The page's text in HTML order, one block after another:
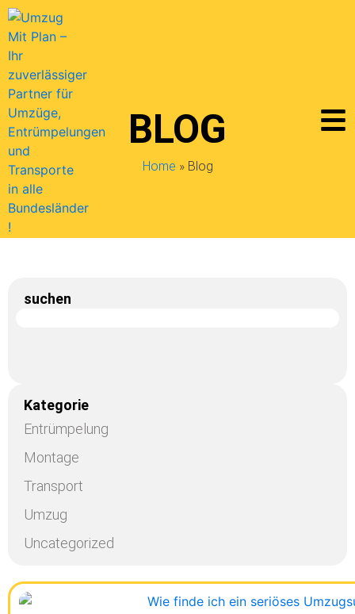
BLOG
Home » Blog
suchen
Kategorie
Entrümpelung
Montage
Transport
Umzug
Uncategorized